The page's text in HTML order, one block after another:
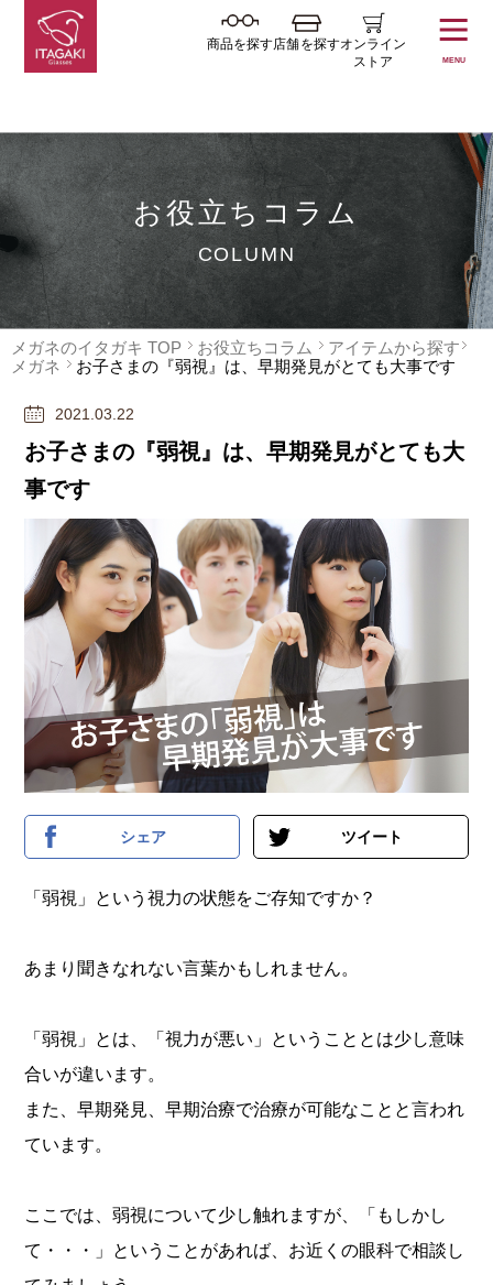
商品を探す店舗を探すオンライン
ストア
MENU
お役立ちコラム
COLUMN
メガネのイタガキ TOP お役立ちコラム
アイテムから探す
メガネ
お子さまの『弱視』は、早期発見がとても大事です
2021.03.22
お子さまの『弱視』は、早期発見がとても大
事です
シェア ツイート
「弱視」という視力の状態をご存知ですか？
あまり聞きなれない言葉かもしれません。
「弱視」とは、「視力が悪い」ということとは少し意味
合いが違います。
また、早期発見、早期治療で治療が可能なことと言われ
ています。
ここでは、弱視について少し触れますが、「もしかし
て・・・」ということがあれば、お近くの眼科で相談し